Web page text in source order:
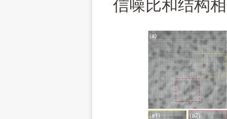
信噪比和结构